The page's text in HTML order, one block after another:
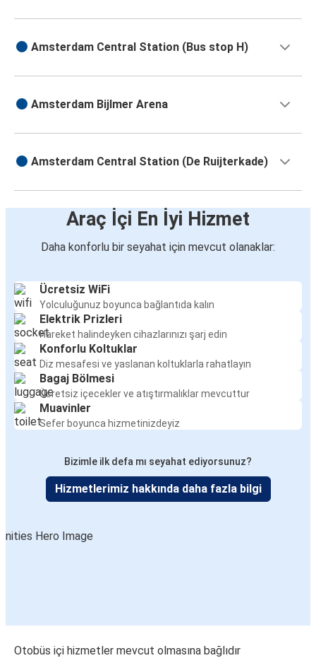
Amsterdam Central Station (Bus stop H)
Amsterdam Bijlmer Arena
Amsterdam Central Station (De Ruijterkade)
Araç İçi En İyi Hizmet
Daha konforlu bir seyahat için mevcut olanaklar:
Ücretsiz WiFi
Yolculuğunuz boyunca bağlantıda kalın
Elektrik Prizleri
Hareket halindeyken cihazlarınızı şarj edin
Konforlu Koltuklar
Diz mesafesi ve yaslanan koltuklarla rahatlayın
Bagaj Bölmesi
Ücretsiz içecekler ve atıştırmalıklar mevcuttur
Muavinler
Sefer boyunca hizmetinizdeyiz
Bizimle ilk defa mı seyahat ediyorsunuz?
Hizmetlerimiz hakkında daha fazla bilgi
Otobüs içi hizmetler mevcut olmasına bağlıdır